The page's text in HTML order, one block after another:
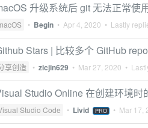
升级系统后 git 无法正常使
• Begin • Apr 4, 2020 • Lastly
Stars | 比较多个 GitHub
享创造 • zicjin629 • Mar 27, 2020 •
Studio Online 在创建环境时
Studio Code • Livid PRO • Mar 17,